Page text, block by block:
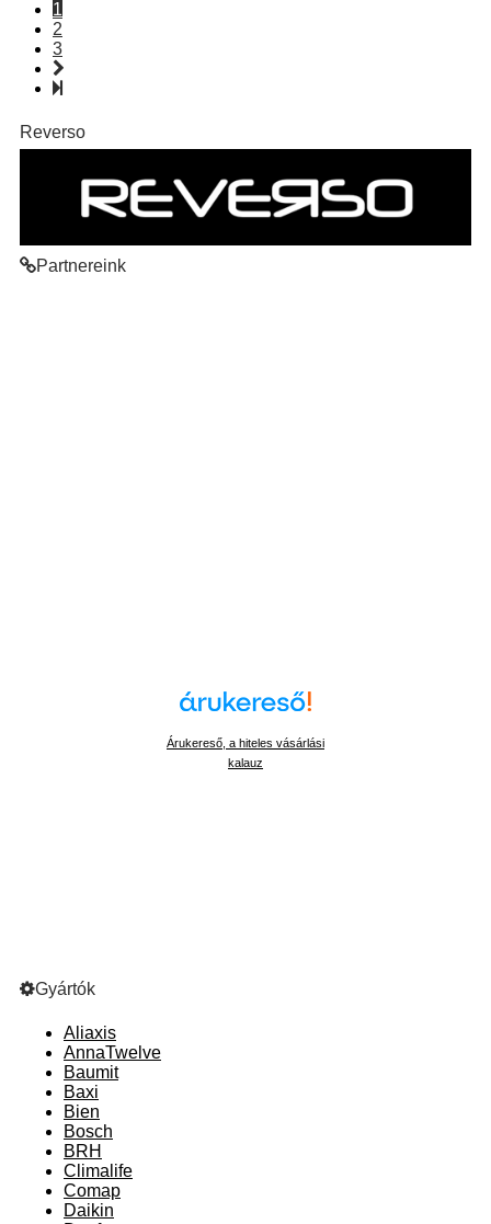
1
2
3
Reverso
Partnereink
Árukereső, a hiteles vásárlási
kalauz
Gyártók
Aliaxis
AnnaTwelve
Baumit
Baxi
Bien
Bosch
BRH
Climalife
Comap
Daikin